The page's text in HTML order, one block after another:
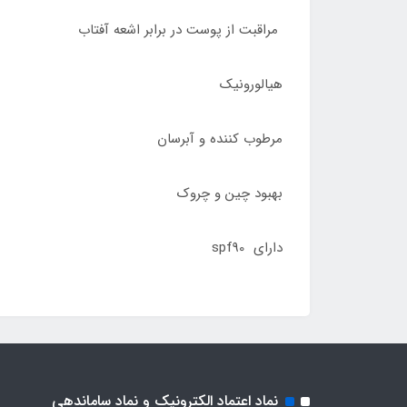
مراقبت از پوست در برابر اشعه آفتاب
هیالورونیک
مرطوب کننده و آبرسان
بهبود چین و چروک
دارای spf90
نماد اعتماد الکترونیک و نماد ساماندهی